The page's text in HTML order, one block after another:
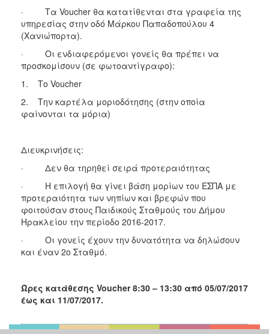
ΤΟΠΟΣ
ΠΟΛΙΤΙΣΜΟΣ
ΑΝΘΕΚΤΙΚΗ
· Τα Voucher θα κατατίθενται στα γραφεία της
υπηρεσίας στην οδό Μάρκου Παπαδοπούλου 4
(Χανιώπορτα).
· Οι ενδιαφερόμενοι γονείς θα πρέπει να
προσκομίσουν (σε φωτοαντίγραφο):
1. Το Voucher
2. Την καρτέλα μοριοδότησης (στην οποία
φαίνονται τα μόρια)
Διευκρινήσεις:
· Δεν θα τηρηθεί σειρά προτεραιότητας
· Η επιλογή θα γίνει βάση μορίων του ΕΣΠΑ με
προτεραιότητα των νηπίων και βρεφών που
φοιτούσαν στους Παιδικούς Σταθμούς του Δήμου
Ηρακλείου την περίοδο 2016-2017.
· Οι γονείς έχουν την δυνατότητα να δηλώσουν
και έναν 2ο Σταθμό.
Ώρες κατάθεσης Voucher 8:30 – 13:30 από 05/07/2017
έως και 11/07/2017.